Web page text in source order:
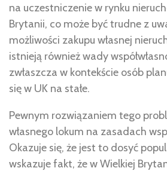
na uczestniczenie w rynku
Brytanii, co może być trudne z
możliwości zakupu własnej
istnieją również wady
zwłaszcza w kontekście osób
się w UK na stałe.
Pewnym rozwiązaniem tego
własnego lokum na zasadach
Okazuje się, że jest to dosyć
wskazuje fakt, że w Wielkiej